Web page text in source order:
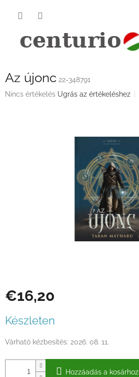
Az újonc 22-348791
A
Nincs értékelés Ugrás az értékeléshez
€16,20
Készleten
Várható kézbesítés: 2026. 08. 11.
Hozzáadás a kosárhoz